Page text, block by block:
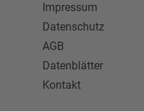
Impressum
Datenschutz
AGB
Datenblätter
Kontakt